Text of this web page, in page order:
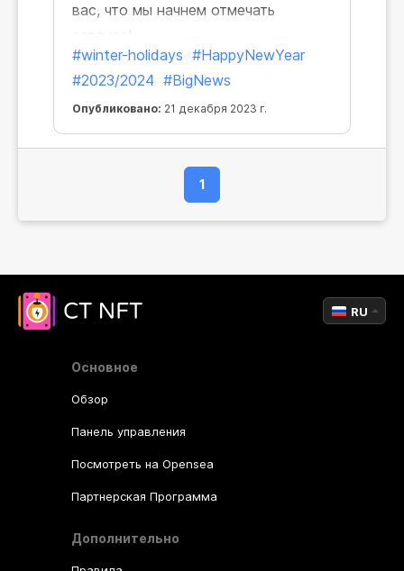
вас, что мы начнем отмечать
заранее!
#winter-holidays #HappyNewYear
#2023/2024 #BigNews
Опубликовано: 21 декабря 2023 г.
1
Основное
Обзор
Панель управления
Посмотреть на Opensea
Партнерская Программа
Дополнительно
RU